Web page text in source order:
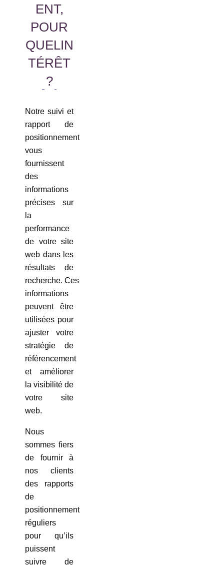
ENT,
POUR
QUELIN
TÉRÊT
?
Notre suivi et
rapport de
positionnement
vous
fournissent
des
informations
précises sur
la
performance
de votre site
web dans les
résultats de
recherche. Ces
informations
peuvent être
utilisées pour
ajuster votre
stratégie de
référencement
et améliorer
la visibilité de
votre site
web.
Nous
sommes fiers
de fournir à
nos clients
des rapports
de
positionnement
réguliers
pour qu’ils
puissent
suivre de